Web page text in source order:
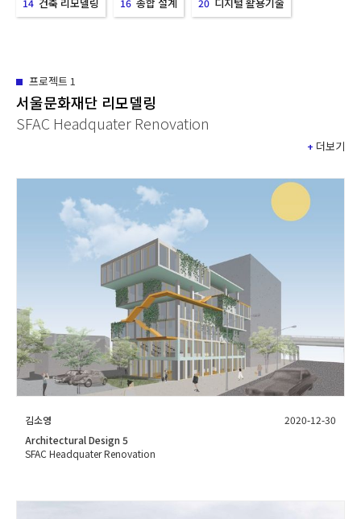
14 16 20
프로젝트 1
서울문화재단 리모델링
SFAC Headquater Renovation
+ 더보기
김소영
2020-12-30
Architectural Design 5
SFAC Headquater Renovation